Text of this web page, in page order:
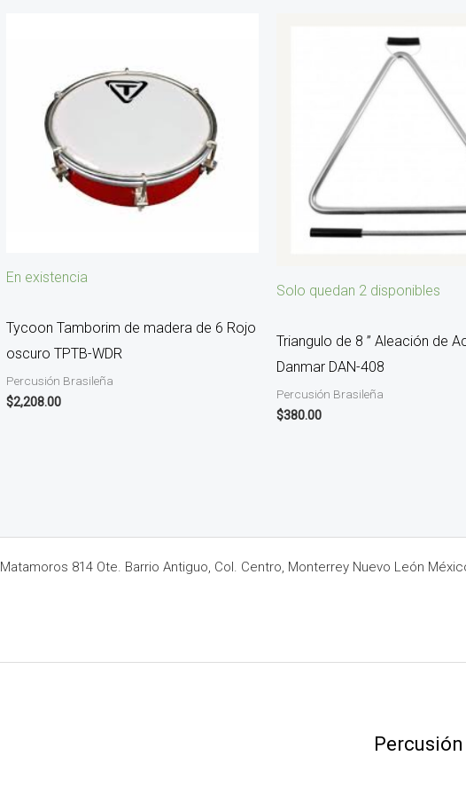
En existencia
Tycoon Tamborim de madera de 6 Rojo
oscuro TPTB-WDR
Percusión Brasileña
$2,208.00
Solo quedan 2 disponibles
Triangulo de 8 ” Aleación de
Danmar DAN-408
Percusión Brasileña
$380.00
Matamoros 814 Ote. Barrio Antiguo, Col. Centro, Monterrey Nuevo León
Percusión